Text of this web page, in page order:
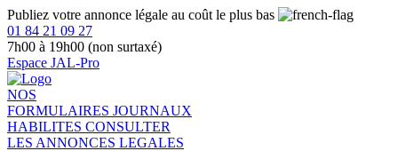
Publiez votre annonce légale au coût le plus bas
01 84 21 09 27
7h00 à 19h00 (non surtaxé)
Espace JAL-Pro
NOS
FORMULAIRES JOURNAUX
HABILITES CONSULTER
LES ANNONCES LEGALES